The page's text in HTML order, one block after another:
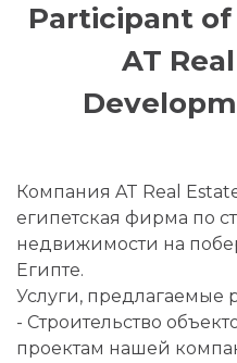
Participant
AT
Компания AT Real
египетская фирма по
недвижимости на
Египте.
Услуги, предлагаемые
- Строительство
проектам нашей